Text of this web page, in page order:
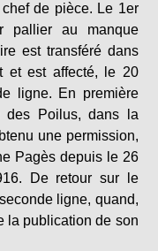
de pièce. Le 1er
pallier au manque
est transféré dans
et est affecté, le 20
ligne. En première
des Poilus, dans la
une permission,
Pagès depuis le 26
De retour sur le
ligne, quand,
la publication de son